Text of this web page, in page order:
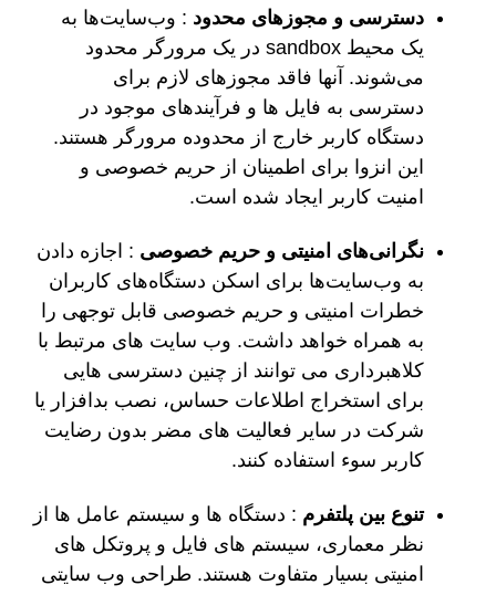
دسترسی و مجوزهای محدود : وب‌سایت‌ها به
یک محیط sandbox در یک مرورگر محدود
می‌شوند. آنها فاقد مجوزهای لازم برای
دسترسی به فایل ها و فرآیندهای موجود در
دستگاه کاربر خارج از محدوده مرورگر هستند.
این انزوا برای اطمینان از حریم خصوصی و
امنیت کاربر ایجاد شده است.
نگرانی‌های امنیتی و حریم خصوصی : اجازه دادن
به وب‌سایت‌ها برای اسکن دستگاه‌های کاربران
خطرات امنیتی و حریم خصوصی قابل توجهی را
به همراه خواهد داشت. وب سایت های مرتبط با
کلاهبرداری می توانند از چنین دسترسی هایی
برای استخراج اطلاعات حساس، نصب بدافزار یا
شرکت در سایر فعالیت های مضر بدون رضایت
کاربر سوء استفاده کنند.
تنوع بین پلتفرم : دستگاه ها و سیستم عامل ها از
نظر معماری، سیستم های فایل و پروتکل های
امنیتی بسیار متفاوت هستند. طراحی وب سایتی